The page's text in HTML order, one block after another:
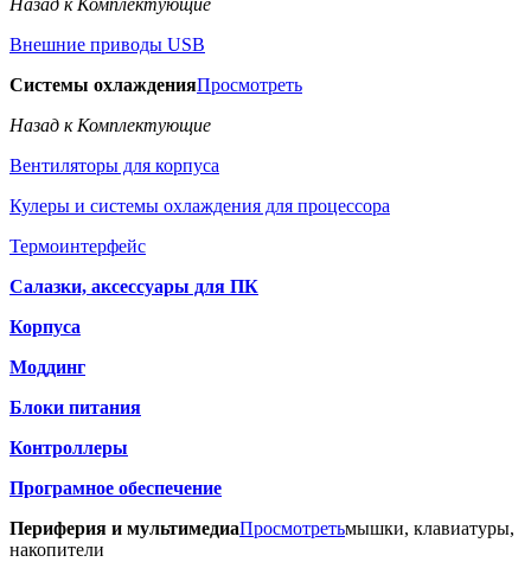
Назад к Комплектующие
Внешние приводы USB
Системы охлажденияПросмотреть
Назад к Комплектующие
Вентиляторы для корпуса
Кулеры и системы охлаждения для процессора
Термоинтерфейс
Салазки, аксессуары для ПК
Корпуса
Моддинг
Блоки питания
Контроллеры
Програмное обеспечение
Периферия и мультимедиаПросмотретьмышки, клавиатуры,
накопители